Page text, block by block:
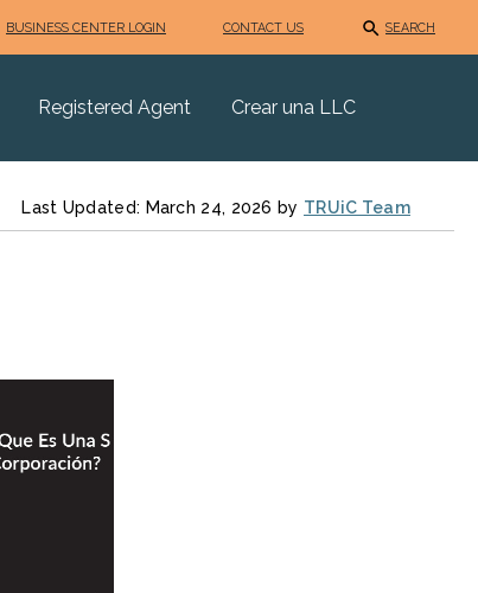
BUSINESS CENTER LOGIN CONTACT US SEARCH
Registered Agent Crear una LLC
Last Updated: March 24, 2026 by TRUiC Team